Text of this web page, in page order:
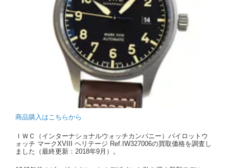
商品購入はこちらから
ＩＷＣ（インターナショナルウォッチカンパニー）パイロットウ
ォッチ マークXVIII ヘリテージ Ref.IW327006の買取価格を調査し
ました（最終更新：2018年9月）。